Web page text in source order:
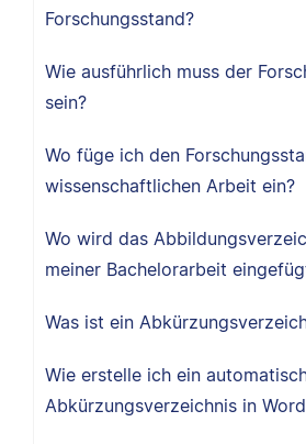
Forschungsstand?
Wie ausführlich muss der
sein?
Wo füge ich den
wissenschaftlichen Arbeit ein?
Wo wird das
meiner Bachelorarbeit
Was ist ein
Wie erstelle ich ein
Abkürzungsverzeichnis in